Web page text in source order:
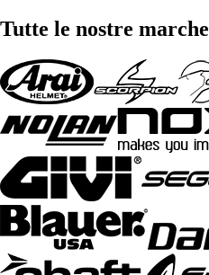
Tutte le nostre marche